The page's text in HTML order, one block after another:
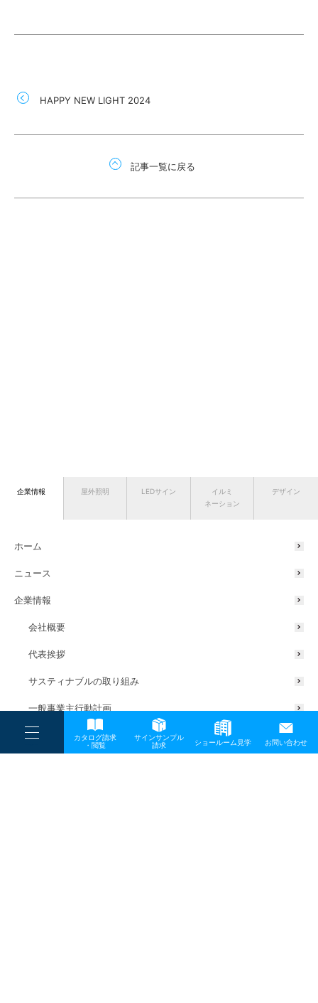
----
----
-
カタログ請求
・閲覧
サインサンプル
請求
ショールーム見学 お問い合わせ
企業情報 屋外照明 LEDサイン
イルミ
ネーション
デザイン
ホーム
ニュース
企業情報
会社概要
代表挨拶
サスティナブルの取り組み
一般事業主行動計画
HAPPY NEW LIGHT 2024
記事一覧に戻る